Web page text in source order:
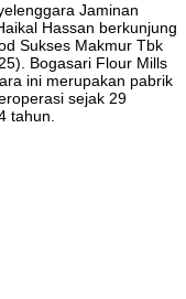
Jaminan
Hassan berkunjung
Sukses Makmur Tbk
Bogasari Flour Mills
ini merupakan pabrik
sejak 29
tahun.